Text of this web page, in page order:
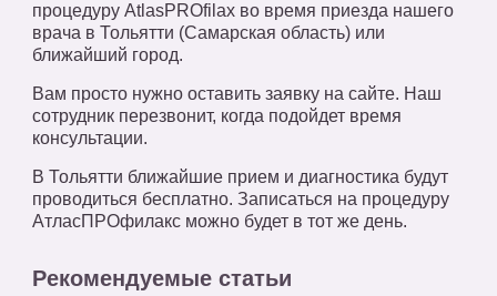
процедуру AtlasPROfilax во время приезда нашего
врача в Тольятти (Самарская область) или
ближайший город.
Вам просто нужно оставить заявку на сайте. Наш
сотрудник перезвонит, когда подойдет время
консультации.
В Тольятти ближайшие прием и диагностика будут
проводиться бесплатно. Записаться на процедуру
АтласПРОфилакс можно будет в тот же день.
Рекомендуемые статьи